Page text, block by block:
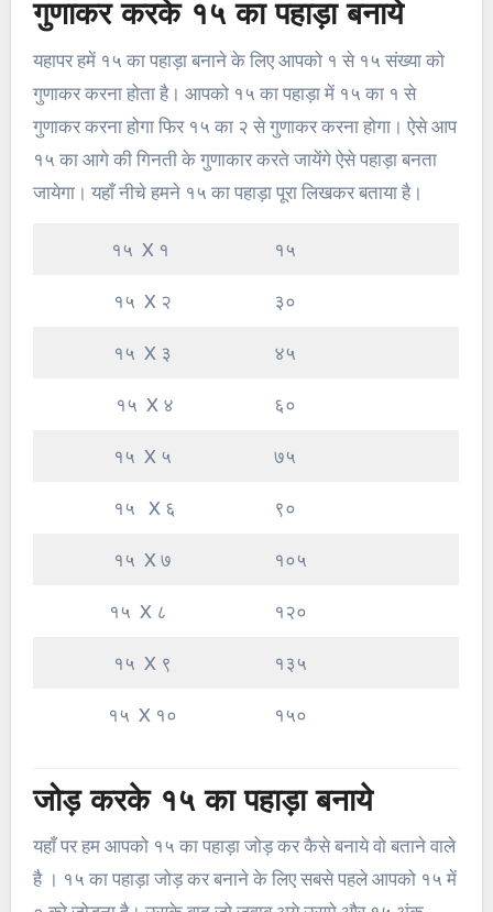
गुणाकर करके १५ का पहाड़ा बनाये
यहापर हमें १५ का पहाड़ा बनाने के लिए आपको १ से १५ संख्या को
गुणाकर करना होता है। आपको १५ का पहाड़ा में १५ का १ से
गुणाकर करना होगा फिर १५ का २ से गुणाकर करना होगा। ऐसे आप
१५ का आगे की गिनती के गुणाकार करते जायेंगे ऐसे पहाड़ा बनता
जायेगा। यहाँ नीचे हमने १५ का पहाड़ा पूरा लिखकर बताया है।
१५ X १ १५
१५ X २ ३०
१५ X ३ ४५
१५ X ४ ६०
१५ X ५ ७५
१५ X ६ ९०
१५ X ७ १०५
१५ X ८ १२०
१५ X ९ १३५
१५ X १० १५०
जोड़ करके १५ का पहाड़ा बनाये
यहाँ पर हम आपको १५ का पहाड़ा जोड़ कर कैसे बनाये वो बताने वाले
है । १५ का पहाड़ा जोड़ कर बनाने के लिए सबसे पहले आपको १५ में